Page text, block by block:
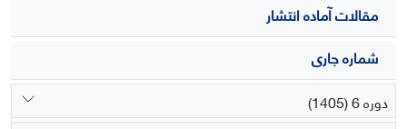
مقالات آماده انتشار
شماره جاری
دوره 6 (1405)